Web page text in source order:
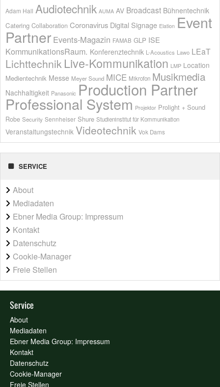
Adam Hall Audiotechnik AUMA AV Broadcast Bühnentechnik
Catering Collaboration Coronavirus Digital Signage Elation Event
Partner Events-Magazin FAMAB GLP ISE
KommunikationsRaum. Konferenztechnik L-Acoustics Lawo LEaT
Lichttechnik Live-Kommunikation LMP Location
Medientechnik Messe Meyer Sound MICE Mikrofon Musikmedia
Nachhaltigkeit Panasonic Production Partner
Professional System Projektor Prolight + Sound
Robe Security Sennheiser Shure Studieninstitut für Kommunikation
Veranstaltungstechnik Videotechnik Vok Dams
SERVICE
About
Mediadaten
Ebner Media Group: Impressum
Kontakt
Datenschutz
Cookie-Manager
Freie Stellen
Service
About
Mediadaten
Ebner Media Group: Impressum
Kontakt
Datenschutz
Cookie-Manager
Freie Stellen